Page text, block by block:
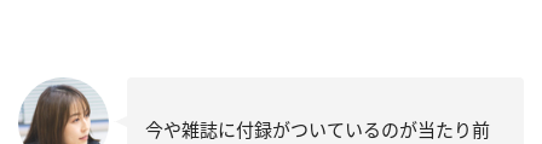
今や雑誌に付録がついているのが当たり前